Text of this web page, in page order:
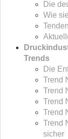
Die
Wie
Trends
Die
Trend
Trend
Trend
Trend
Trend
sicher